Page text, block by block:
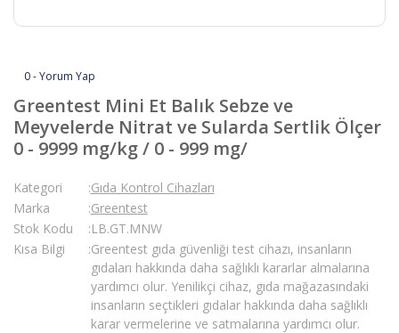
0 - Yorum Yap
Greentest Mini Et Balık Sebze ve
Meyvelerde Nitrat ve Sularda Sertlik Ölçer
0 - 9999 mg/kg / 0 - 999 mg/
Kategori
Gıda Kontrol Cihazları
Marka
Greentest
Stok Kodu
LB.GT.MNW
Kısa Bilgi
Greentest gıda güvenliği test cihazı, insanların
gıdaları hakkında daha sağlıklı kararlar almalarına
yardımcı olur. Yenilikçi cihaz, gıda mağazasındaki
insanların seçtikleri gıdalar hakkında daha sağlıklı
karar vermelerine ve satmalarına yardımcı olur.